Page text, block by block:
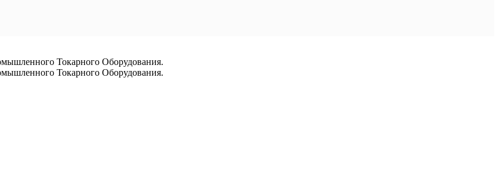
Токарного Оборудования.
Токарного Оборудования.